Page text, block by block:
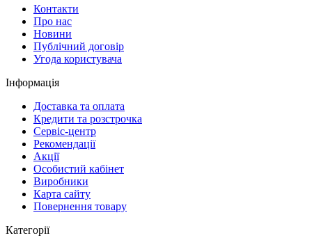
Контакти
Про нас
Новини
Публічний договір
Угода користувача
Інформація
Доставка та оплата
Кредити та розстрочка
Сервіc-центр
Рекомендації
Акції
Особистий кабінет
Виробники
Карта сайту
Повернення товару
Категорії